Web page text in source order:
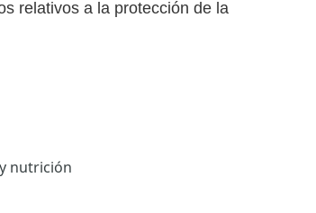
relativos a la protección de la
nutrición